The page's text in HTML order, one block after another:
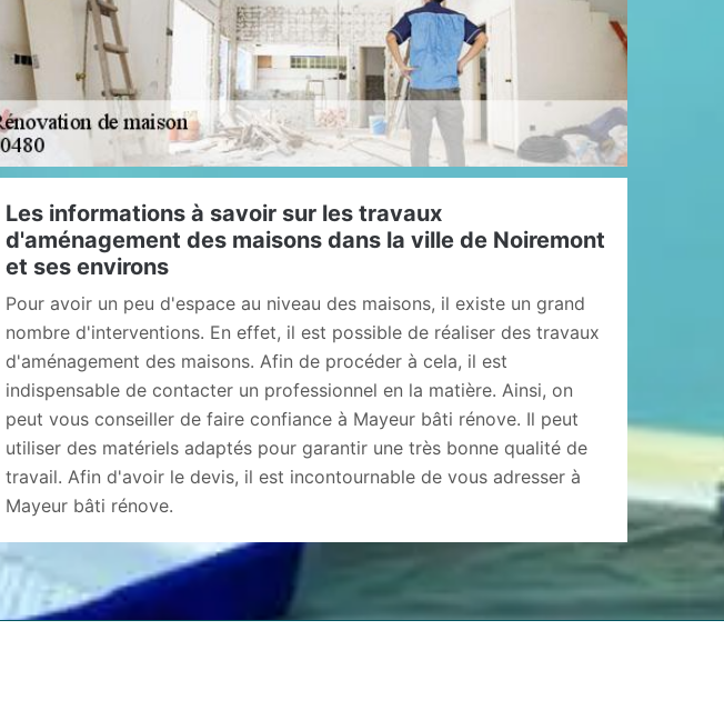
Les informations à savoir sur les travaux
d'aménagement des maisons dans la ville de Noiremont
et ses environs
Pour avoir un peu d'espace au niveau des maisons, il existe un grand
nombre d'interventions. En effet, il est possible de réaliser des travaux
d'aménagement des maisons. Afin de procéder à cela, il est
indispensable de contacter un professionnel en la matière. Ainsi, on
peut vous conseiller de faire confiance à Mayeur bâti rénove. Il peut
utiliser des matériels adaptés pour garantir une très bonne qualité de
travail. Afin d'avoir le devis, il est incontournable de vous adresser à
Mayeur bâti rénove.